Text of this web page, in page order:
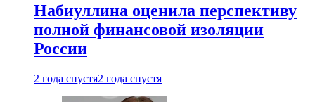
Набиуллина оценила перспективу
полной финансовой изоляции
России
2 года спустя2 года спустя